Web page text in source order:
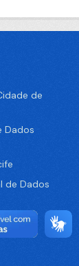
de
Dados
de Dados